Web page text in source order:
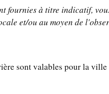
fournies à titre indicatif,
et/ou au moyen de
sont valables pour la